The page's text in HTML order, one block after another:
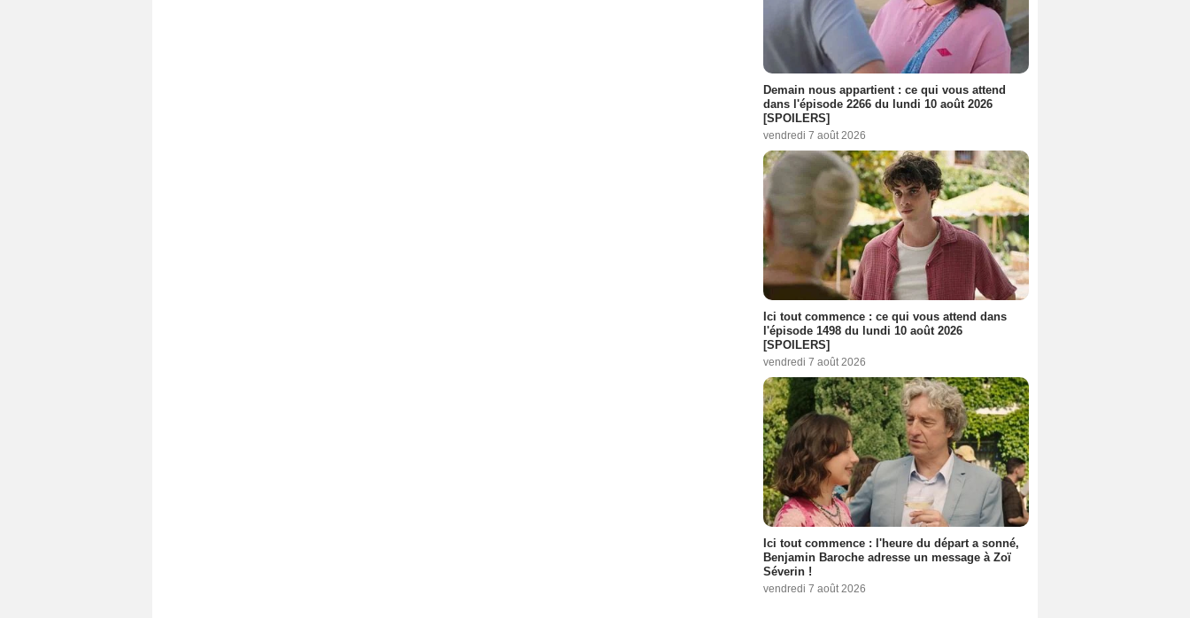
Demain nous appartient : ce qui vous attend
dans l'épisode 2266 du lundi 10 août 2026
[SPOILERS]
vendredi 7 août 2026
Ici tout commence : ce qui vous attend dans
l'épisode 1498 du lundi 10 août 2026
[SPOILERS]
vendredi 7 août 2026
Ici tout commence : l'heure du départ a sonné,
Benjamin Baroche adresse un message à Zoï
Séverin !
vendredi 7 août 2026